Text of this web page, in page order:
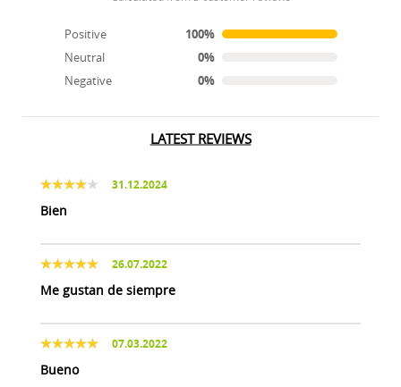
Positive
100%
Neutral
0%
Negative
0%
LATEST REVIEWS
31.12.2024
Bien
26.07.2022
Me gustan de siempre
07.03.2022
Bueno